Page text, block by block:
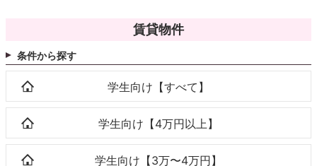
賃貸物件
条件から探す
学生向け【すべて】
学生向け【4万円以上】
学生向け【3万〜4万円】